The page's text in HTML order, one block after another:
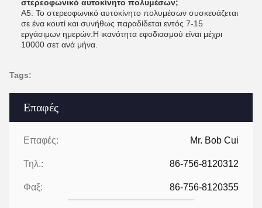
Επαφές
Επαφές: Mr. Bob Cui
Τηλ.: 86-756-8120312
Φαξ: 86-756-8120355
στερεοφωνικό αυτοκίνητο πολυμέσων;
Α5: Το στερεοφωνικό αυτοκίνητο πολυμέσων συσκευάζεται
σε ένα κουτί και συνήθως παραδίδεται εντός 7-15
εργάσιμων ημερών.Η ικανότητα εφοδιασμού είναι μέχρι
10000 σετ ανά μήνα.
Tags: